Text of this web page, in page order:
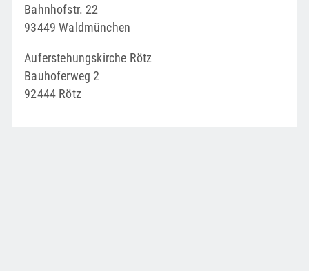
Bahnhofstr. 22
93449 Waldmünchen
Auferstehungskirche Rötz
Bauhoferweg 2
92444 Rötz